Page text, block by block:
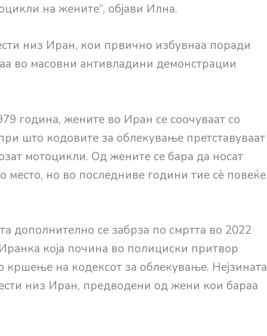
на жените“, објави Илна.
низ Иран, кои првично избувнаа поради
во масовни антивладини демонстрации
година, жените во Иран се соочуваат со
што кодовите за облекување претставуваат
мотоцикли. Од жените се бара да носат
но во последниве години тие сè повеќе
дополнително се забрза по смртта во 2022
која почина во полициски притвор
кршење на кодексот за облекување. Нејзината
низ Иран, предводени од жени кои бараа